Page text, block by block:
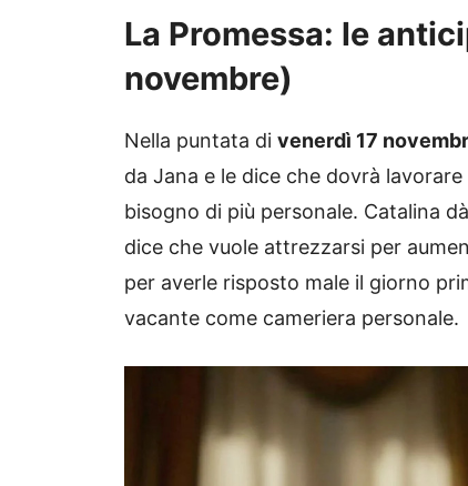
La Promessa: le
novembre)
Nella puntata di venerdì 17
da Jana e le dice che dovrà
bisogno di più personale. Catalina
dice che vuole attrezzarsi per
per averle risposto male il giorno
vacante come cameriera personale.